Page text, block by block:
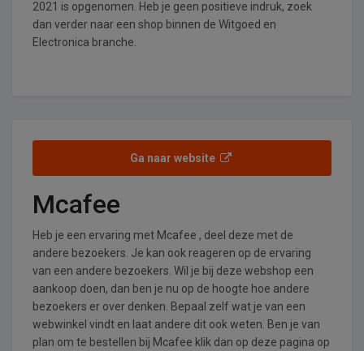
2021 is opgenomen. Heb je geen positieve indruk, zoek
dan verder naar een shop binnen de Witgoed en
Electronica branche.
Ga naar website
Mcafee
Heb je een ervaring met Mcafee , deel deze met de
andere bezoekers. Je kan ook reageren op de ervaring
van een andere bezoekers. Wil je bij deze webshop een
aankoop doen, dan ben je nu op de hoogte hoe andere
bezoekers er over denken. Bepaal zelf wat je van een
webwinkel vindt en laat andere dit ook weten. Ben je van
plan om te bestellen bij Mcafee klik dan op deze pagina op